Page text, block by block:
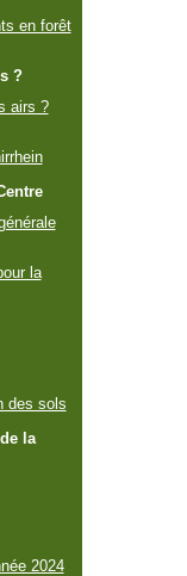
en forêt
?
airs ?
la
des sols
la
2024